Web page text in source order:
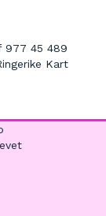
977 45 489
Kart